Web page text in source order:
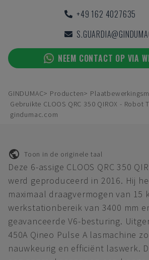
+49 162 4027635
NEEM CONTACT OP VIA
GINDUMAC Producten
Gebruikte CLOOS QRC 350 QIROX - Robot
gindumac.com
Toon in de originele taal
Deze 6-assige CLOOS QRC 350
werd geproduceerd in 2016. Hij
maximaal draagvermogen van 15
werkstationbereik van 3400 mm
geavanceerde V6-besturing.
450A Qineo Pulse A lasmachine
nauwkeurig en efficiënt laswerk.